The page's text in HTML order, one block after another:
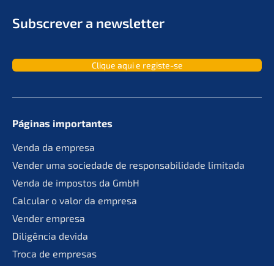
Subscrever a newsletter
Clique aqui e registe-se
Páginas importan­tes
Venda da empresa
Vender uma socie­da­de de responsa­bil­ida­de limitada
Venda de impos­tos da GmbH
Calcu­lar o valor da empresa
Vender empre­sa
Diligên­cia devida
Troca de empresas